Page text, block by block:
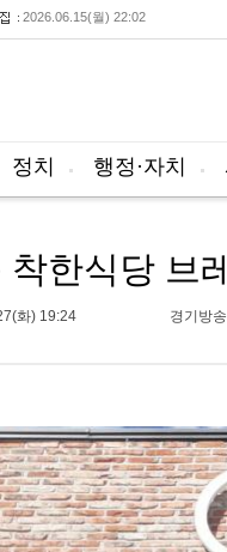
2026.06.15(월) 22:02
정치 행정·자치
착한식당 브
화) 19:24 경기방